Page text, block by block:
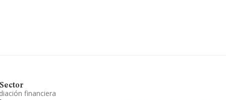
financiera